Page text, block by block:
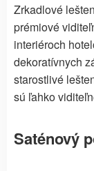
Zrkadlové
prémiové
interiéroch
dekoratívnych
starostlivé
sú ľahko
Saténový